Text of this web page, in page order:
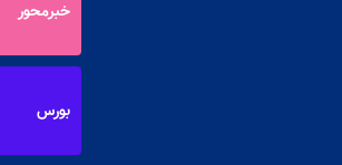
خبرمحور
بورس